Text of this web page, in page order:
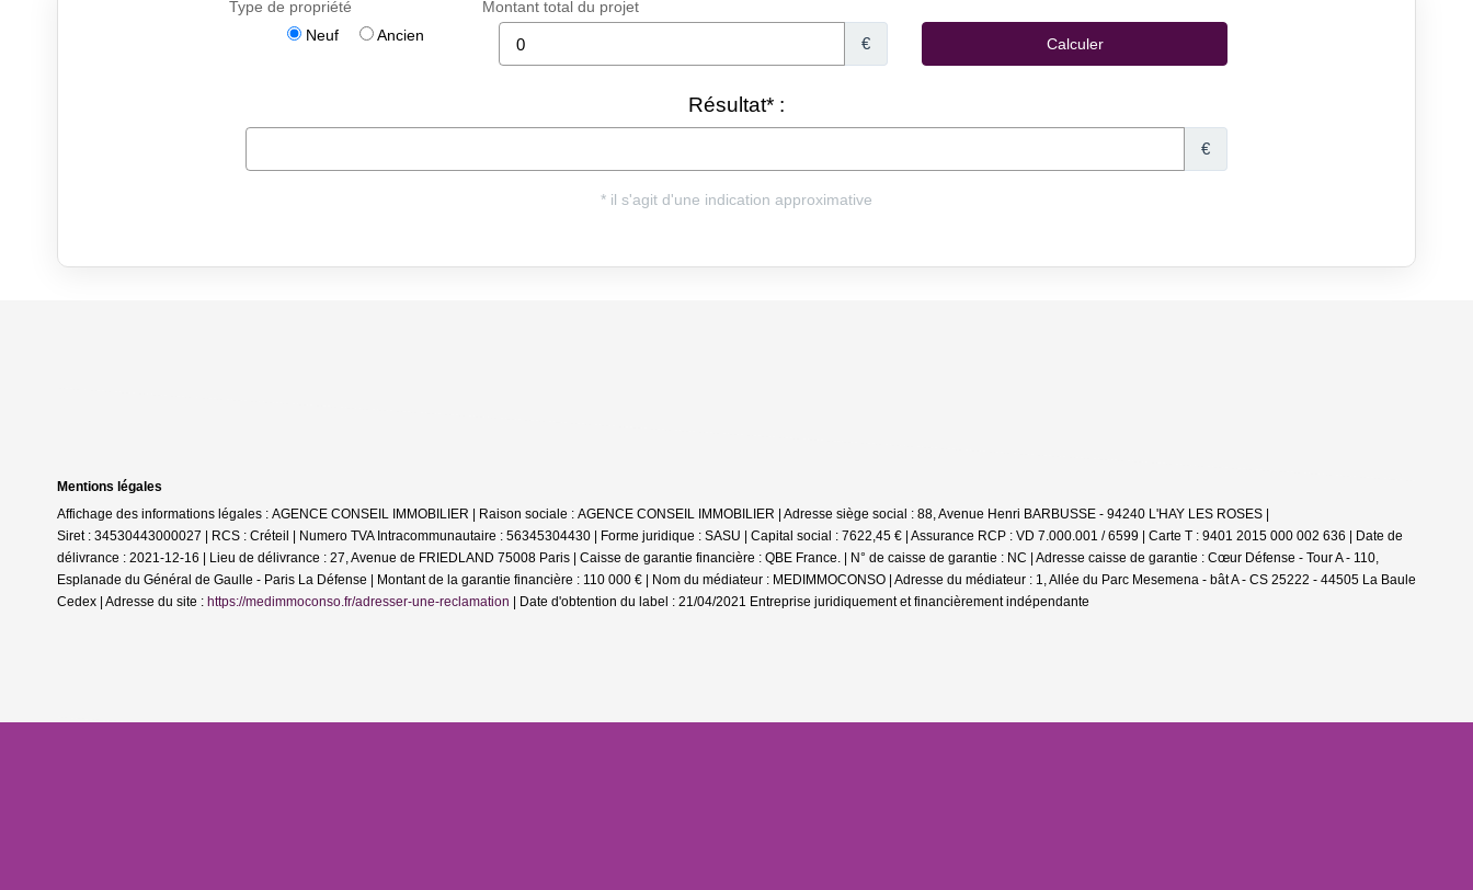
Mentions légales
Affichage des informations légales : AGENCE CONSEIL IMMOBILIER | Raison sociale : AGENCE CONSEIL IMMOBILIER | Adresse siège social : 88, Avenue Henri BARBUSSE - 94240 L'HAY LES ROSES |
Siret : 34530443000027 | RCS : Créteil | Numero TVA Intracommunautaire : 56345304430 | Forme juridique : SASU | Capital social : 7622,45 € | Assurance RCP : VD 7.000.001 / 6599 | Carte T : 9401 2015 000 002 636 | Date de
délivrance : 2021-12-16 | Lieu de délivrance : 27, Avenue de FRIEDLAND 75008 Paris | Caisse de garantie financière : QBE France. | N° de caisse de garantie : NC | Adresse caisse de garantie : Cœur Défense - Tour A - 110,
Esplanade du Général de Gaulle - Paris La Défense | Montant de la garantie financière : 110 000 € | Nom du médiateur : MEDIMMOCONSO | Adresse du médiateur : 1, Allée du Parc Mesemena - bât A - CS 25222 - 44505 La Baule
Cedex | Adresse du site : https://medimmoconso.fr/adresser-une-reclamation | Date d'obtention du label : 21/04/2021 Entreprise juridiquement et financièrement indépendante